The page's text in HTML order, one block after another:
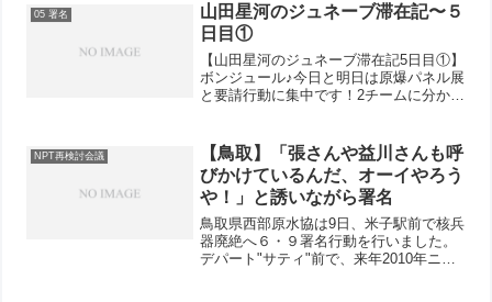
05 署名
山田星河のジュネーブ滞在記〜５
日目①
【山田星河のジュネーブ滞在記5日目①】
ボンジュール♪今日と明日は原爆パネル展
と要請行動に集中です！2チームに分かれ
旧市街の方のキャンパスで、行き交う学
生や先生たちに、「...
NPT再検討会議
【鳥取】「張さんや益川さんも呼
びかけているんだ、オーイやろう
や！」と誘いながら署名
鳥取県西部原水協は9日、米子駅前で核兵
器廃絶へ６・９署名行動を行いました。
デパート"サティ"前で、来年2010年ニュ